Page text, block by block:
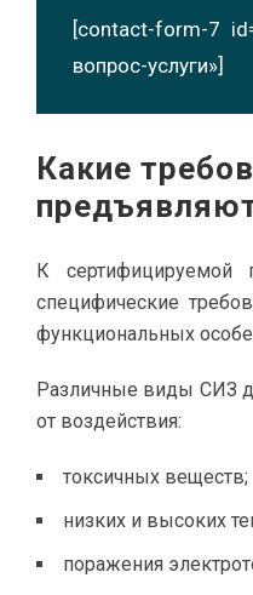
[contact-form-7
вопрос-услуги»]
Какие
К сертифицируемой
специфические
функциональных
Различные виды СИЗ
от воздействия:
токсичных веществ;
низких и высоких
поражения